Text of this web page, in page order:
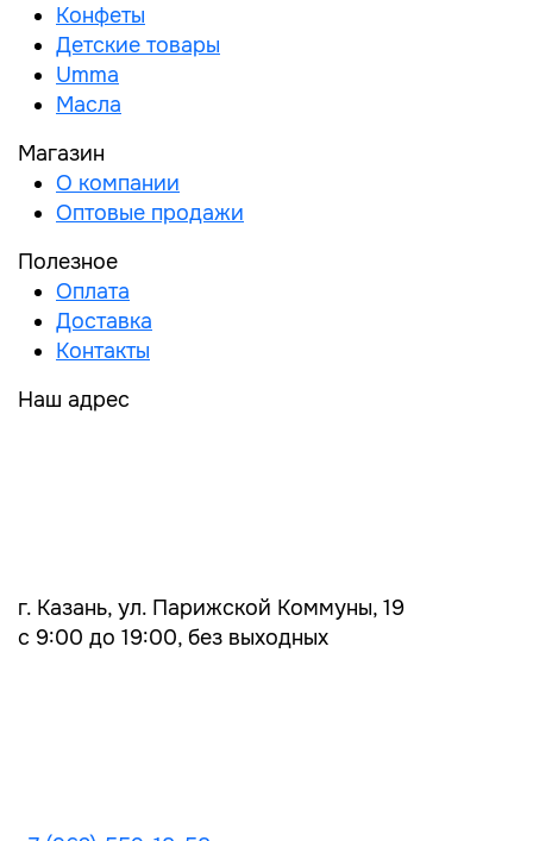
Конфеты
Детские товары
Umma
Масла
Магазин
О компании
Оптовые продажи
Полезное
Оплата
Доставка
Контакты
Наш адрес
г. Казань, ул. Парижской Коммуны, 19
с 9:00 до 19:00, без выходных